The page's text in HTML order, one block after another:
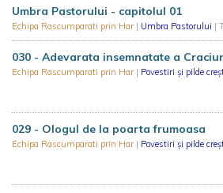
Umbra Pastorului - capitolul 01
Echipa Rascumparati prin Har | Umbra Pastorului |
030 - Adevarata insemnatate a
Echipa Rascumparati prin Har | Povestiri și pilde
029 - Ologul de la poarta frumoasa
Echipa Rascumparati prin Har | Povestiri și pilde